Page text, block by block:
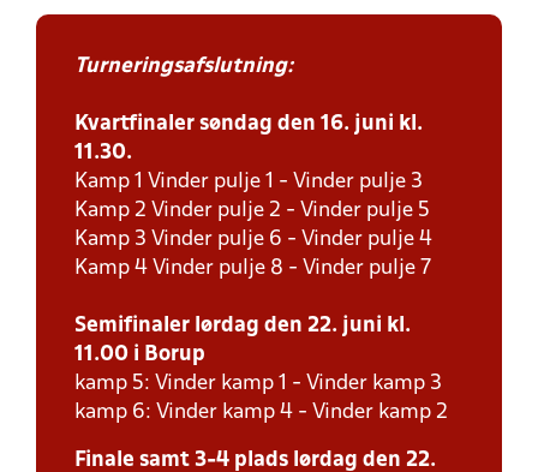
Turneringsafslutning:
Kvartfinaler søndag den 16. juni kl.
11.30.
Kamp 1 Vinder pulje 1 - Vinder pulje 3
Kamp 2 Vinder pulje 2 - Vinder pulje 5
Kamp 3 Vinder pulje 6 - Vinder pulje 4
Kamp 4 Vinder pulje 8 - Vinder pulje 7
Semifinaler lørdag den 22. juni kl.
11.00 i Borup
kamp 5: Vinder kamp 1 - Vinder kamp 3
kamp 6: Vinder kamp 4 - Vinder kamp 2
Finale samt 3-4 plads lørdag den 22.